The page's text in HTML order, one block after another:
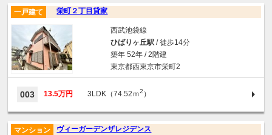
栄町２丁目貸家
一戸建て
西武池袋線
ひばりヶ丘駅/ 徒歩14分
築年 52年 / 2階建
東京都西東京市栄町2
003 13.5万円 3LDK（74.52ｍ2 ）
ヴィーガーデンザレジデンス
マンション